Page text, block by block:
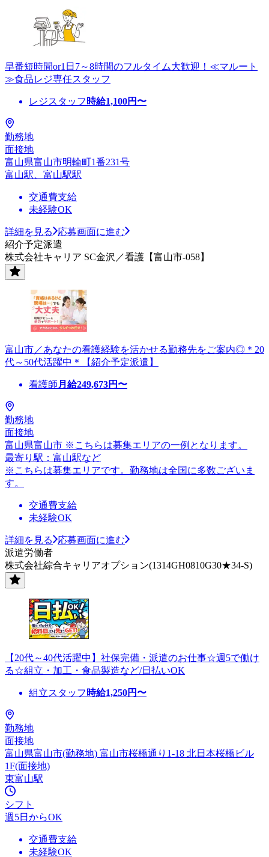
早番短時間or1日7～8時間のフルタイム大歓迎！≪マルート
≫食品レジ専任スタッフ
レジスタッフ 時給1,100円〜
勤務地
面接地
富山県富山市明輪町1番231号
富山駅、富山駅駅
交通費支給
未経験OK
詳細を見る
応募画面に進む
紹介予定派遣
株式会社キャリア SC金沢／看護【富山市-058】
富山市／あなたの看護経験を活かせる勤務先をご案内◎＊20
代～50代活躍中＊【紹介予定派遣】
看護師 月給249,673円〜
勤務地
面接地
富山県富山市 ※こちらは募集エリアの一例となります。
最寄り駅：富山駅など
※こちらは募集エリアです。勤務地は全国に多数ございま
す。
交通費支給
未経験OK
詳細を見る
応募画面に進む
派遣労働者
株式会社綜合キャリアオプション(1314GH0810G30★34-S)
【20代～40代活躍中】社保完備・派遣のお仕事☆週5で働け
る☆組立・加工・食品製造など/日払いOK
組立スタッフ 時給1,250円〜
勤務地
面接地
富山県富山市(勤務地) 富山市桜橋通り1-18 北日本桜橋ビル
1F(面接地)
東富山駅
シフト
週5日からOK
交通費支給
未経験OK